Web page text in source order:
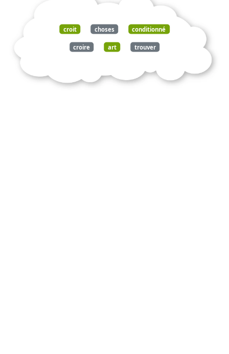
croit choses conditionné
croire art trouver
philosophie huxley meilleur